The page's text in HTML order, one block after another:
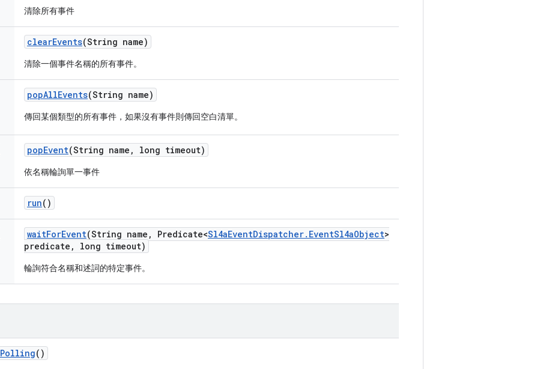
清除所有事件
clearEvents(String name)
清除一個事件名稱的所有事件。
popAllEvents(String name)
傳回某個類型的所有事件，如果沒有事件則傳回空白清單。
popEvent(String name , long timeout)
依名稱輪詢單一事件
run()
waitForEvent(String name , Predicate<Sl4aEventDispatcher. EventSl4aObject>
predicate , long timeout)
輪詢符合名稱和述詞的特定事件。
Polling()